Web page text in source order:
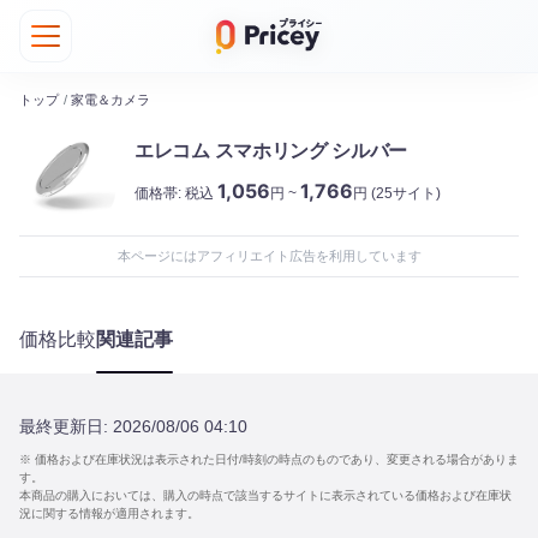
トップ / 家電＆カメラ
エレコム スマホリング シルバー
価格帯: 税込 1,056 円 ~ 1,766 円 (25サイト)
本ページにはアフィリエイト広告を利用しています
価格比較関連記事
最終更新日: 2026/08/06 04:10
※ 価格および在庫状況は表示された日付/時刻の時点のものであり、変更される場合がありま
す。
本商品の購入においては、購入の時点で該当するサイトに表示されている価格および在庫状
況に関する情報が適用されます。